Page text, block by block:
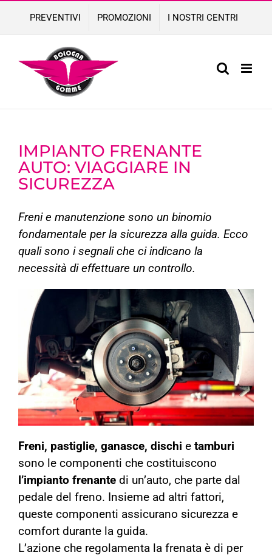
content
PREVENTIVI PROMOZIONI I NOSTRI CENTRI
IMPIANTO FRENANTE
AUTO: VIAGGIARE IN
SICUREZZA
Freni e manutenzione sono un binomio
fondamentale per la sicurezza alla guida. Ecco
quali sono i segnali che ci indicano la
necessità di effettuare un controllo.
Freni, pastiglie, ganasce, dischi e tamburi
sono le componenti che costituiscono
l’impianto frenante di un’auto, che parte dal
pedale del freno. Insieme ad altri fattori,
queste componenti assicurano sicurezza e
comfort durante la guida.
L’azione che regolamenta la frenata è di per